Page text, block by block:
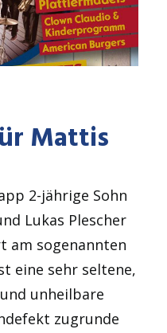
Mattis
2-jährige Sohn
Lukas Plescher
am sogenannten
eine sehr seltene,
unheilbare
zugrunde